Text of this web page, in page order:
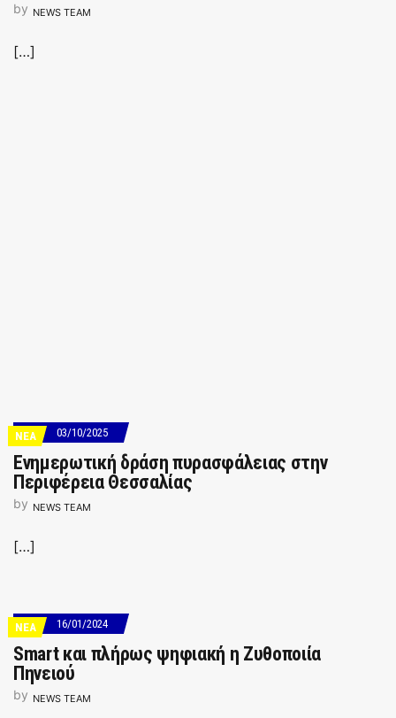
by NEWS TEAM
[…]
ΝΕΑ 03/10/2025
Ενημερωτική δράση πυρασφάλειας στην
Περιφέρεια Θεσσαλίας
by NEWS TEAM
[…]
ΝΕΑ 16/01/2024
Smart και πλήρως ψηφιακή η Ζυθοποιία
Πηνειού
by NEWS TEAM